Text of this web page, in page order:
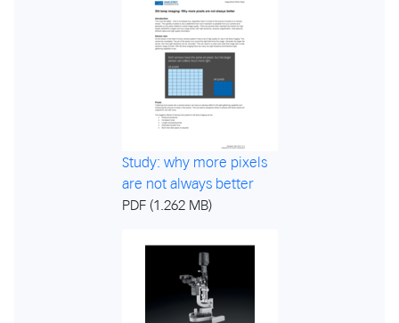
Study: why more pixels
are not always better
PDF (1.262 MB)